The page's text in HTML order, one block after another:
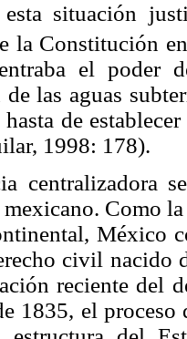
situación
la Constitución
el
las aguas
de
1998: 178).
centralizadora
Como
México
civil nacido
reciente del
1835, el